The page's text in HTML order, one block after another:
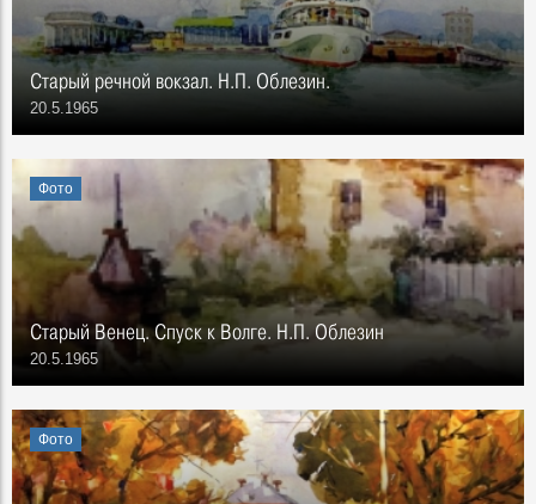
Старый речной вокзал. Н.П. Облезин.
20.5.1965
Фото
Старый Венец. Спуск к Волге. Н.П. Облезин
20.5.1965
Фото